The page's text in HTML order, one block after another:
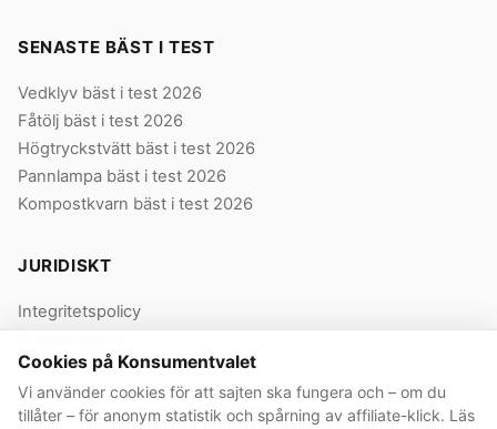
SENASTE BÄST I TEST
Vedklyv bäst i test 2026
Fåtölj bäst i test 2026
Högtryckstvätt bäst i test 2026
Pannlampa bäst i test 2026
Kompostkvarn bäst i test 2026
JURIDISKT
Integritetspolicy
Användarvillkor
Våra villkor
Cookies på Konsumentvalet
Vi använder cookies för att sajten ska fungera och – om du
tillåter – för anonym statistik och spårning av affiliate-klick. Läs